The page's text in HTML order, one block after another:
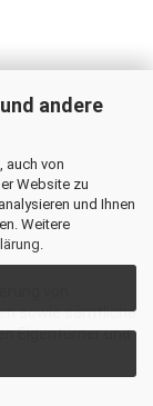
andere
auch von
Website zu
und Ihnen
Weitere
von
sowie sämtliche
Eigentümer und